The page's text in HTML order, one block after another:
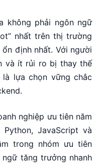
không phải ngôn ngữ
nhất trên thị trường
định nhất. Với người
và ít rủi ro bị thay thế
lựa chọn vững chắc
nghiệp ưu tiên năm
JavaScript và
trong nhóm ưu tiên
tăng trưởng nhanh